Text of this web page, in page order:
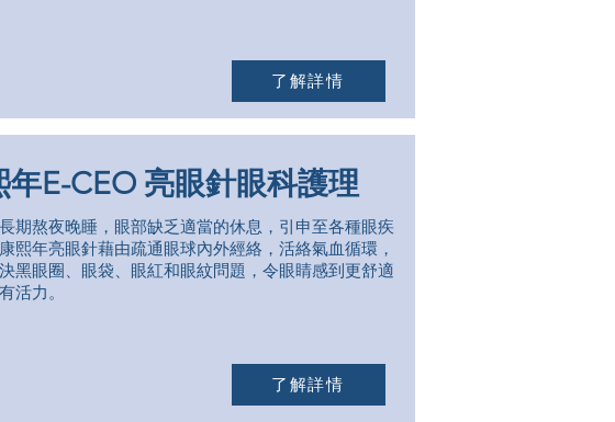
了解詳情
年E-CEO 亮眼針眼科護理
期熬夜晚睡，眼部缺乏適當的休息，引申至各種眼疾
熙年亮眼針藉由疏通眼球內外經絡，活絡氣血循環，
黑眼圈、眼袋、眼紅和眼紋問題，令眼睛感到更舒適
活力。
了解詳情